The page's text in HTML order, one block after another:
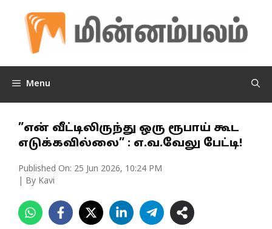
content
Menu
”என் வீட்டிலிருந்து ஒரு ரூபாய் கூட
எடுக்கவில்லை” : எ.வ.வேலு பேட்டி!
Published On: 25 Jun 2026, 10:24 PM
| By Kavi